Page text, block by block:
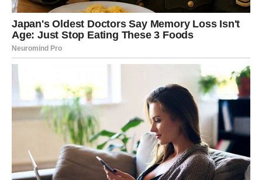
Inspiraciju, snove i unutrašnji mir
Mnoge Ribe će ovog vikenda shvatiti da
borba, već utočište. Ovo može biti nova ljubav,
produbljenje postojećeg odnosa ili snažan emotivni klik.
Zašto je ovo vikend iz snova za Ribe?
Zato što se ljubav dešava
bez prisile i bola – baš onako
kako vaša duša želi.
A ŠTA SLEDI SVIMA OSTALIMA?